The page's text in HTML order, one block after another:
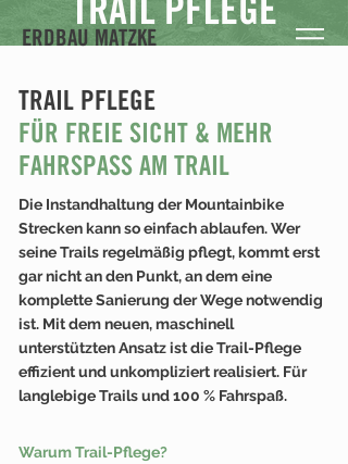
ERDBAU MATZKE
Die Instandhaltung der Mountainbike
Strecken kann so einfach ablaufen. Wer
seine Trails regelmäßig pflegt, kommt erst
gar nicht an den Punkt, an dem eine
komplette Sanierung der Wege notwendig
ist. Mit dem neuen, maschinell
unterstützten Ansatz ist die Trail-Pflege
effizient und unkompliziert realisiert. Für
langlebige Trails und 100 % Fahrspaß.
Warum Trail-Pflege?
TRAIL PFLEGE
FÜR FREIE SICHT & MEHR
FAHRSPASS AM TRAIL